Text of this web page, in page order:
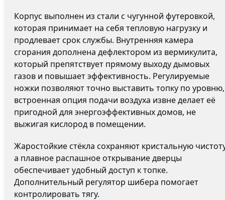
Корпус выполнен из стали с чугунной футеровкой,
которая принимает на себя тепловую нагрузку и
продлевает срок службы. Внутренняя камера
сгорания дополнена дефлектором из вермикулита,
который препятствует прямому выходу дымовых
газов и повышает эффективность. Регулируемые
ножки позволяют точно выставить топку по
встроенная опция подачи воздуха извне делает её
пригодной для энергоэффективных домов, не
выжигая кислород в помещении.
Жаростойкие стёкла сохраняют кристальную
а плавное распашное открывание дверцы
обеспечивает удобный доступ к топке.
Дополнительный регулятор шибера помогает
контролировать тягу.